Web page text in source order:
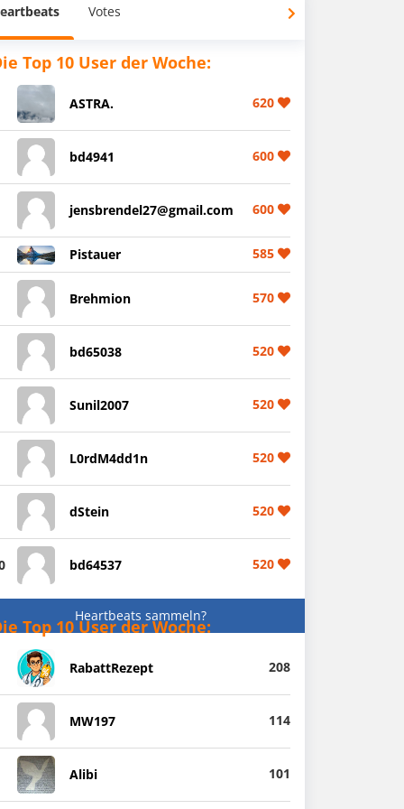
Votes
Top 10 User der Woche:
ASTRA. 620
bd4941 600
jensbrendel27@gmail.com 600
Pistauer 585
Brehmion 570
bd65038 520
Sunil2007 520
L0rdM4dd1n 520
dStein 520
bd64537 520
Heartbeats sammeln?
Top 10 User der Woche:
RabattRezept 208
MW197 114
Alibi 101